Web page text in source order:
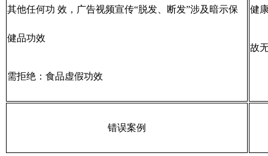
其他任何功 效，广告视频宣传“脱发、断发”涉及暗示保
健品功效
需拒绝：食品虚假功效
健
故
错误案例